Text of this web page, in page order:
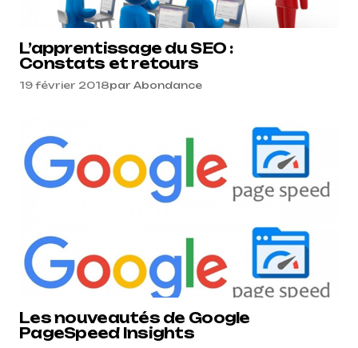
L’apprentissage du SEO :
Constats et retours
19 février 2018par Abondance
Les nouveautés de Google
PageSpeed Insights